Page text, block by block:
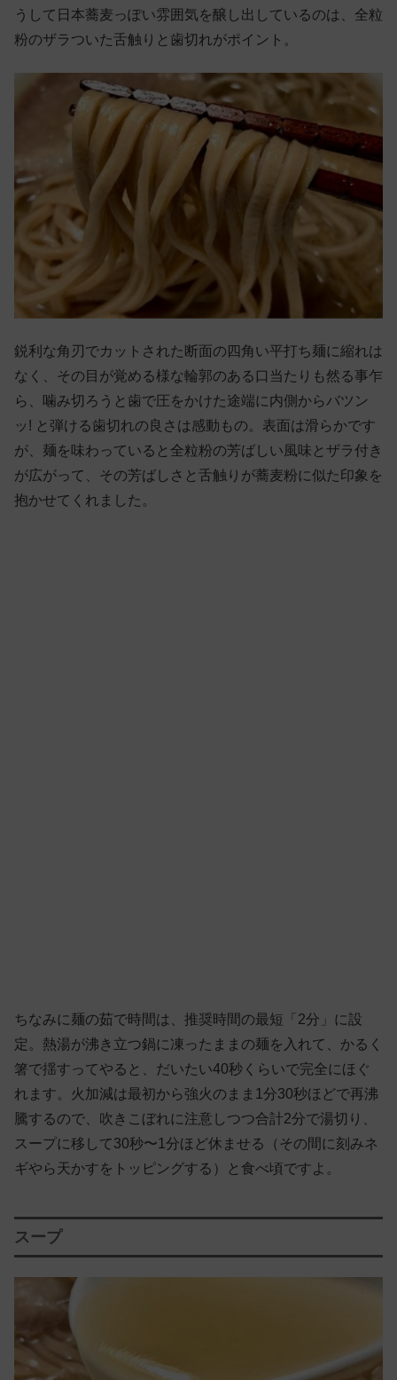
うして日本蕎麦っぽい雰囲気を醸し出しているのは、全粒
粉のザラついた舌触りと歯切れがポイント。
鋭利な角刃でカットされた断面の四角い平打ち麺に縮れは
なく、その目が覚める様な輪郭のある口当たりも然る事乍
ら、噛み切ろうと歯で圧をかけた途端に内側からバツン
ッ! と弾ける歯切れの良さは感動もの。表面は滑らかです
が、麺を味わっていると全粒粉の芳ばしい風味とザラ付き
が広がって、その芳ばしさと舌触りが蕎麦粉に似た印象を
抱かせてくれました。
ちなみに麺の茹で時間は、推奨時間の最短「2分」に設
定。熱湯が沸き立つ鍋に凍ったままの麺を入れて、かるく
箸で揺すってやると、だいたい40秒くらいで完全にほぐ
れます。火加減は最初から強火のまま1分30秒ほどで再沸
騰するので、吹きこぼれに注意しつつ合計2分で湯切り、
スープに移して30秒〜1分ほど休ませる（その間に刻みネ
ギやら天かすをトッピングする）と食べ頃ですよ。
スープ